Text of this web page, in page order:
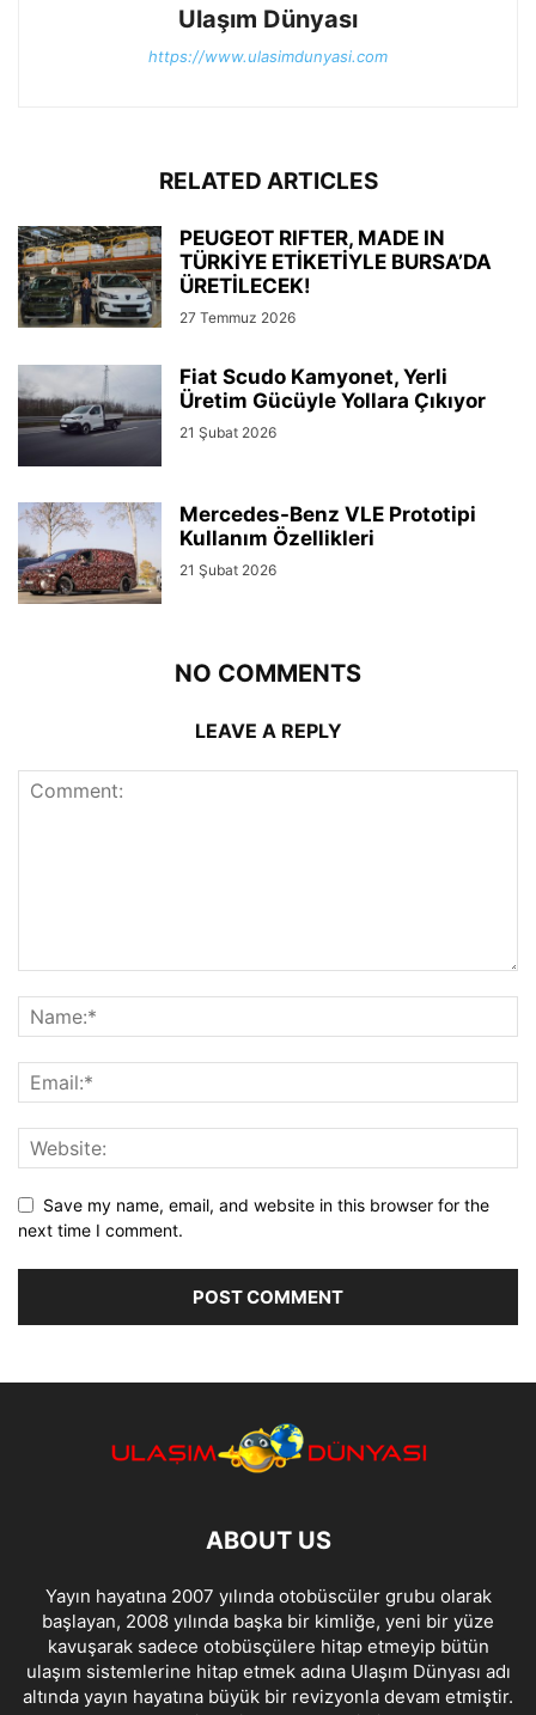
Ulaşım Dünyası
https://www.ulasimdunyasi.com
RELATED ARTICLES
PEUGEOT RIFTER, MADE IN
TÜRKİYE ETİKETİYLE BURSA’DA
ÜRETİLECEK!
27 Temmuz 2026
Fiat Scudo Kamyonet, Yerli
Üretim Gücüyle Yollara Çıkıyor
21 Şubat 2026
Mercedes-Benz VLE Prototipi
Kullanım Özellikleri
21 Şubat 2026
NO COMMENTS
LEAVE A REPLY
Save my name, email, and website in this browser for the
next time I comment.
ABOUT US
Yayın hayatına 2007 yılında otobüscüler grubu olarak
başlayan, 2008 yılında başka bir kimliğe, yeni bir yüze
kavuşarak sadece otobüsçülere hitap etmeyip bütün
ulaşım sistemlerine hitap etmek adına Ulaşım Dünyası adı
altında yayın hayatına büyük bir revizyonla devam etmiştir.